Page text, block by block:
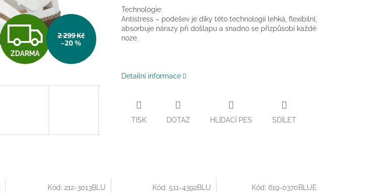
Z
D
R
M
ZDARMA
2 299 Kč
–20 %
Technologie:
Antistress – podešev je díky této technologii lehká, flexibilní,
absorbuje nárazy při došlapu a snadno se přizpůsobí každé
noze.
Detailní informace
TISK DOTAZ HLÍDACÍ PES SDÍLET
Kód: 212-3013BLU Kód:511-4392BLU Kód: 619-0370BLUE